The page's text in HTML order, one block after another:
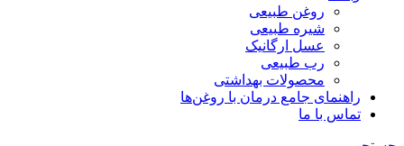
روغن طبیعی
شیره طبیعی
عسل ارگانیک
رب طبیعی
محصولات بهداشتی
راهنمای جامع درمان با روغن‌ها
تماس با ما